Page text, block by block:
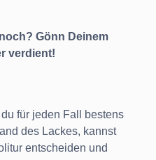
Gönn Deinem
verdient!
für jeden Fall bestens
des Lackes, kannst
entscheiden und